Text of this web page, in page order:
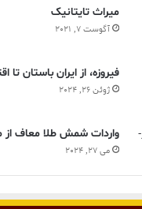
ميراث تايتانيک
آگوست 7, 2021
فیروزه، از ایران باستان تا
ژوئن 26, 2024
واردات شمش طلا معاف از
می 27, 2024